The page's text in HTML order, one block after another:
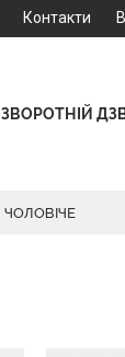
Контакти
ЗВОРОТНІЙ
ЧОЛОВІЧЕ